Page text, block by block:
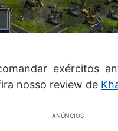
exércitos
nosso review de
ANÚNCIOS